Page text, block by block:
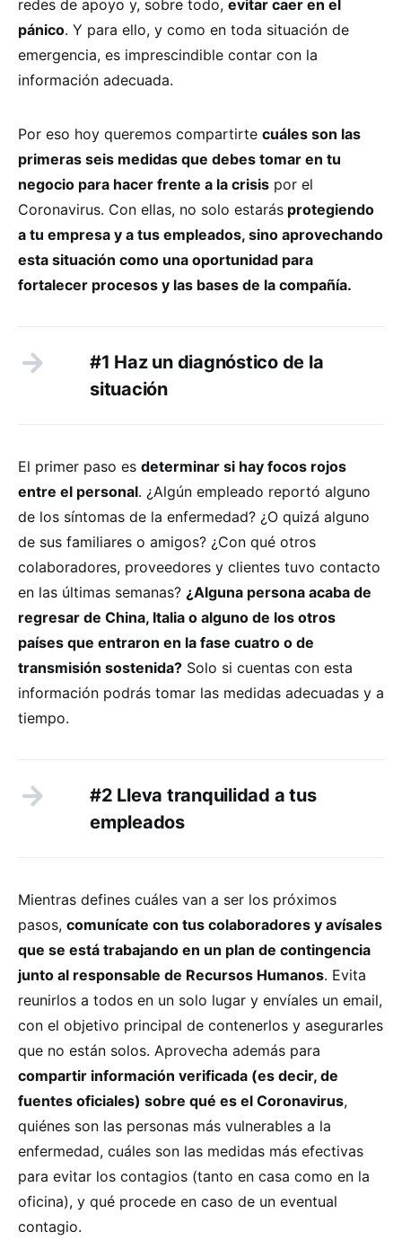
redes de apoyo y, sobre todo, evitar caer en el
pánico. Y para ello, y como en toda situación de
emergencia, es imprescindible contar con la
información adecuada.
Por eso hoy queremos compartirte cuáles son las
primeras seis medidas que debes tomar en tu
negocio para hacer frente a la crisis por el
Coronavirus. Con ellas, no solo estarás protegiendo
a tu empresa y a tus empleados, sino aprovechando
esta situación como una oportunidad para
fortalecer procesos y las bases de la compañía.
#1 Haz un diagnóstico de la
situación
El primer paso es determinar si hay focos rojos
entre el personal. ¿Algún empleado reportó alguno
de los síntomas de la enfermedad? ¿O quizá alguno
de sus familiares o amigos? ¿Con qué otros
colaboradores, proveedores y clientes tuvo contacto
en las últimas semanas? ¿Alguna persona acaba de
regresar de China, Italia o alguno de los otros
países que entraron en la fase cuatro o de
transmisión sostenida? Solo si cuentas con esta
información podrás tomar las medidas adecuadas y a
tiempo.
#2 Lleva tranquilidad a tus
empleados
Mientras defines cuáles van a ser los próximos
pasos, comunícate con tus colaboradores y avísales
que se está trabajando en un plan de contingencia
junto al responsable de Recursos Humanos. Evita
reunirlos a todos en un solo lugar y envíales un email,
con el objetivo principal de contenerlos y asegurarles
que no están solos. Aprovecha además para
compartir información verificada (es decir, de
fuentes oficiales) sobre qué es el Coronavirus,
quiénes son las personas más vulnerables a la
enfermedad, cuáles son las medidas más efectivas
para evitar los contagios (tanto en casa como en la
oficina), y qué procede en caso de un eventual
contagio.